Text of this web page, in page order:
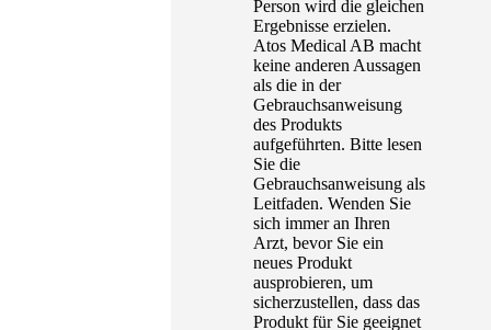
Person wird die gleichen
Ergebnisse erzielen.
Atos Medical AB macht
keine anderen Aussagen
als die in der
Gebrauchsanweisung
des Produkts
aufgeführten. Bitte lesen
Sie die
Gebrauchsanweisung als
Leitfaden. Wenden Sie
sich immer an Ihren
Arzt, bevor Sie ein
neues Produkt
ausprobieren, um
sicherzustellen, dass das
Produkt für Sie geeignet